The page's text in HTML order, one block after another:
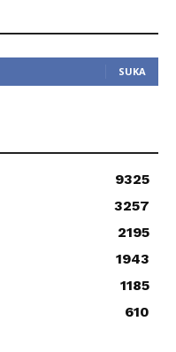
SUKA
9325
3257
2195
1943
1185
610